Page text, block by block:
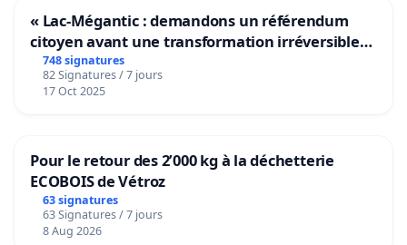
« Lac-Mégantic : demandons un référendum
citoyen avant une transformation irréversible
de notre territoire »
748 signatures
82 Signatures / 7 jours
17 Oct 2025
Pour le retour des 2’000 kg à la déchetterie
ECOBOIS de Vétroz
63 signatures
63 Signatures / 7 jours
8 Aug 2026